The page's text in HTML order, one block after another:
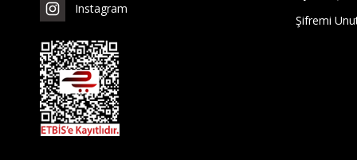
Instagram
Şifremi